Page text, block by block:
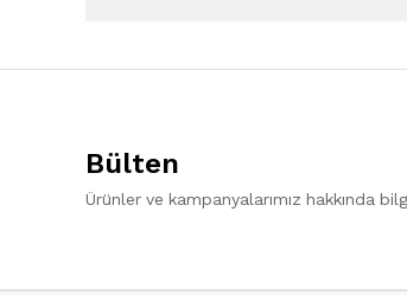
Bülten
Ürünler ve kampanyalarımız hakkında